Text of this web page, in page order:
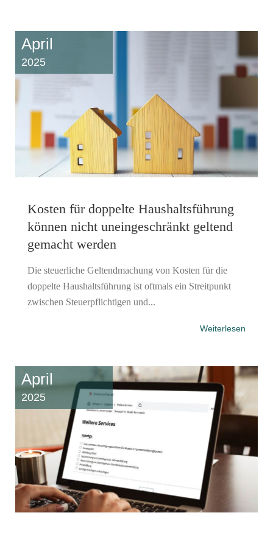
April
2025
Kosten für doppelte Haushaltsführung
können nicht uneingeschränkt geltend
gemacht werden
Die steuerliche Geltendmachung von Kosten für die
doppelte Haushaltsführung ist oftmals ein Streitpunkt
zwischen Steuerpflichtigen und...
Weiterlesen
April
2025